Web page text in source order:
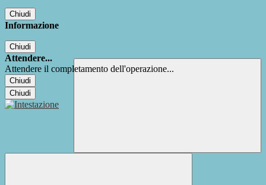
Chiudi
Informazione
Chiudi
Attendere...
Attendere il completamento dell'operazione...
Chiudi
Chiudi